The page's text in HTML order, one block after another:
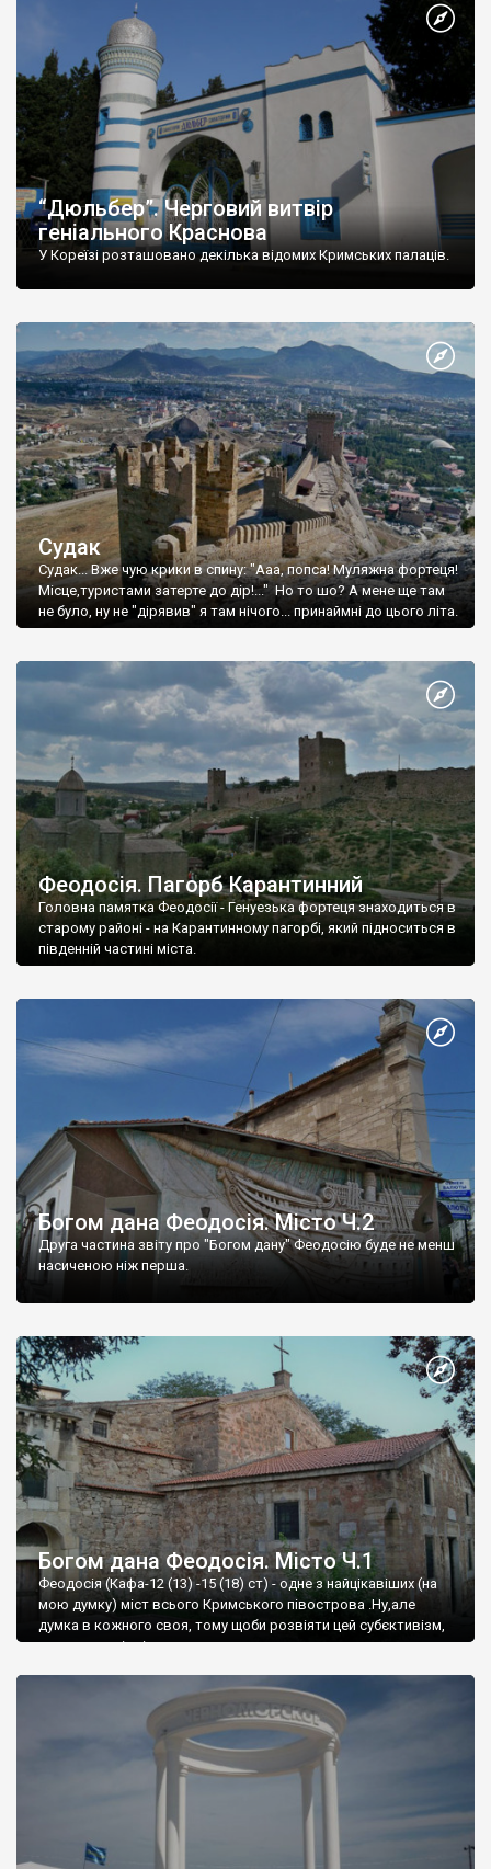
“Дюльбер”. Черговий витвір
геніального Краснова
У Кореїзі розташовано декілька відомих Кримських палаців.
Судак
Судак... Вже чую крики в спину: "Ааа, попса! Муляжна фортеця!
Місце,туристами затерте до дір!..." Но то шо? А мене ще там
не було, ну не "дірявив" я там нічого... принаймні до цього літа.
Феодосія. Пагорб Карантинний
Головна памятка Феодосії - Генуезька фортеця знаходиться в
старому районі - на Карантинному пагорбі, який підноситься в
південній частині міста.
Богом дана Феодосія. Місто Ч.2
Друга частина звіту про "Богом дану" Феодосію буде не менш
насиченою ніж перша.
Богом дана Феодосія. Місто Ч.1
Феодосія (Кафа-12 (13) -15 (18) ст) - одне з найцікавіших (на
мою думку) міст всього Кримського півострова .Ну,але
думка в кожного своя, тому щоби розвіяти цей субєктивізм,
запрошую відвідати це